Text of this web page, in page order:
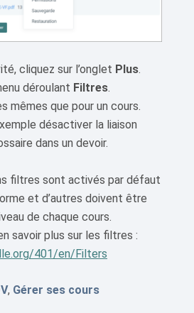
cliquez sur l’onglet Plus.
déroulant Filtres.
mêmes que pour un cours.
désactiver la liaison
dans un devoir.
filtres sont activés par défaut
et d’autres doivent être
de chaque cours.
savoir plus sur les filtres :
401/en/Filters
, Gérer ses cours